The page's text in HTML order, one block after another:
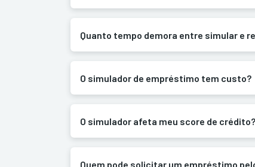
Quanto tempo demora entre simular e
O simulador de empréstimo tem custo?
O simulador afeta meu score de crédito?
Quem pode solicitar um empréstimo